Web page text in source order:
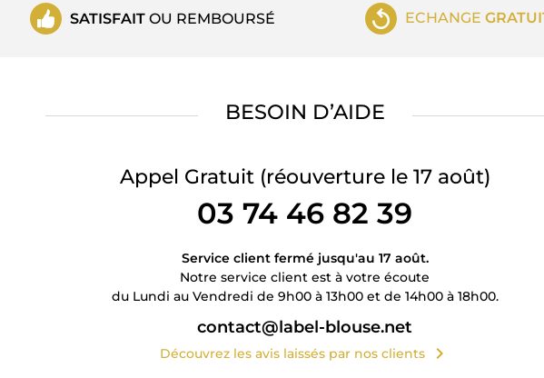
SATISFAIT OU REMBOURSÉ ECHANGE
BESOIN D’AIDE
Appel Gratuit (réouverture le 17 août)
03 74 46 82 39
Service client fermé jusqu'au 17 août.
Notre service client est à votre écoute
du Lundi au Vendredi de 9h00 à 13h00 et de 14h00 à 18h00.
contact@label-blouse.net
Découvrez les avis laissés par nos clients chevron_right